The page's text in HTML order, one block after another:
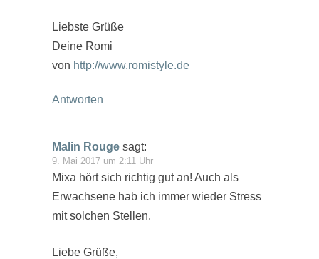
Liebste Grüße
Deine Romi
von http://www.romistyle.de
Antworten
Malin Rouge sagt:
9. Mai 2017 um 2:11 Uhr
Mixa hört sich richtig gut an! Auch als
Erwachsene hab ich immer wieder Stress
mit solchen Stellen.
Liebe Grüße,